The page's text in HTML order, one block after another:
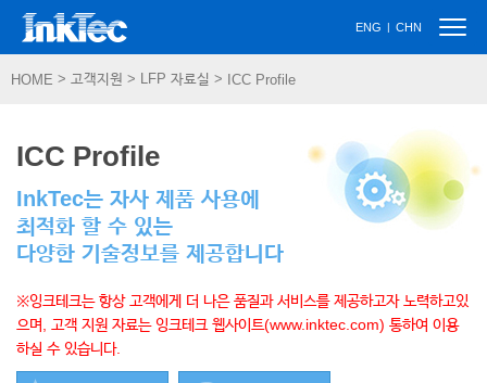
ENG | CHN
HOME > 고객지원 > LFP 자료실 > ICC Profile
ICC Profile
InkTec는 자사 제품 사용에
최적화 할 수 있는
다양한 기술정보를 제공합니다
※잉크테크는 항상 고객에게 더 나은 품질과 서비스를 제공하고자 노력하고있
으며, 고객 지원 자료는 잉크테크 웹사이트(www.inktec.com) 통하여 이용
하실 수 있습니다.